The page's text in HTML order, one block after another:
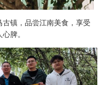
镇，品尝江南美食，享受
脾。